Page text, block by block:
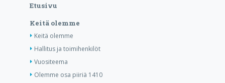
Etusivu
Keitä olemme
Keitä olemme
Hallitus ja toimihenkilöt
Vuositeema
Olemme osa piiriä 1410